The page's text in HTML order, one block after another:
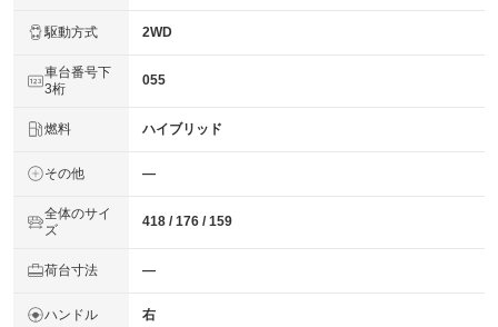
駆動方式 2WD
車台番号下
3桁
055
燃料 ハイブリッド
その他 ―
全体のサイ
ズ
418 / 176 / 159
荷台寸法 ―
ハンドル 右